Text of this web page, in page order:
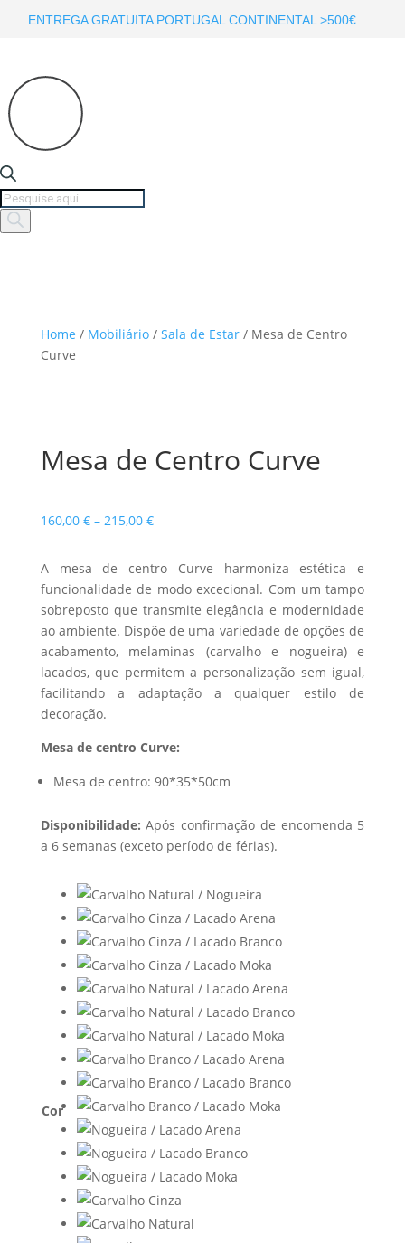
ENTREGA GRATUITA PORTUGAL CONTINENTAL >500€
Products
search
Home / Mobiliário/ Sala de Estar/ Mesa de Centro
Curve
Mesa de Centro Curve
160,00 € – 215,00 €Price
160,00 €
through
215,00 €
A mesa de centro Curve harmoniza estética e
funcionalidade de modo excecional. Com um tampo
sobreposto que transmite elegância e modernidade
ao ambiente. Dispõe de uma variedade de opções de
acabamento, melaminas (carvalho e nogueira) e
lacados, que permitem a personalização sem igual,
facilitando a adaptação a qualquer estilo de
decoração.
Mesa de centro Curve:
Mesa de centro: 90*35*50cm
Disponibilidade: Após confirmação de encomenda 5
a 6 semanas (exceto período de férias).
Cor